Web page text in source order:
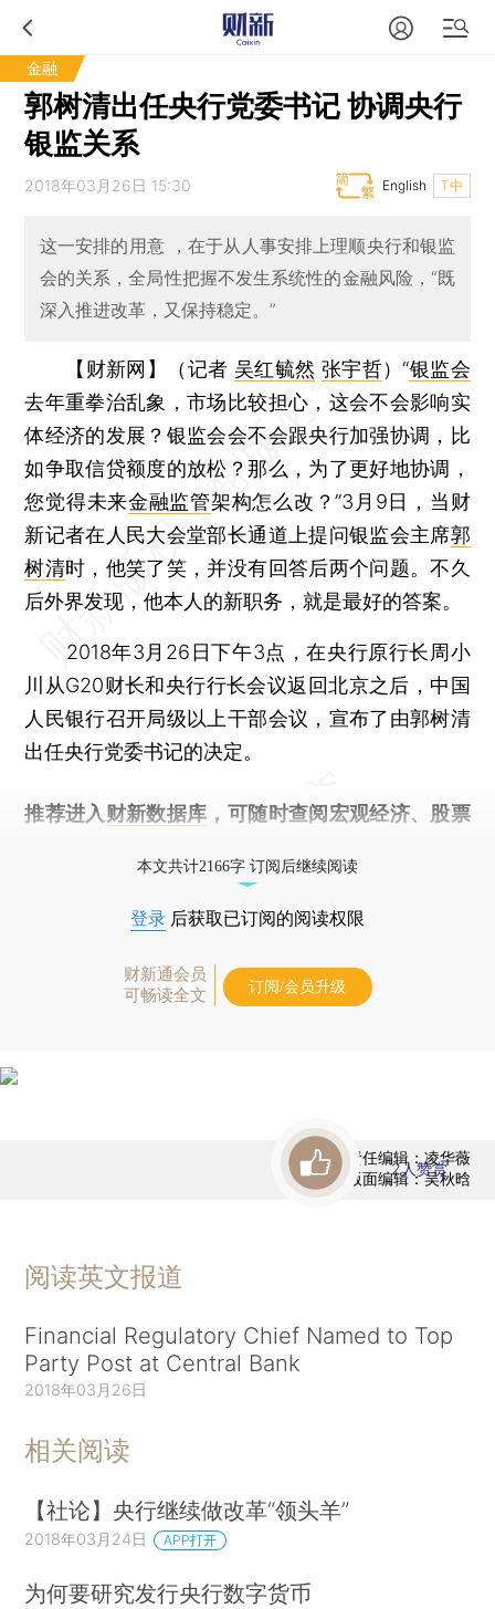
金融
郭树清出任央行党委书记 协调央行
银监关系
2018年03月26日 15:30 T中
English
这一安排的用意 ，在于从人事安排上理顺央行和银监
会的关系，全局性把握不发生系统性的金融风险，“既
深入推进改革，又保持稳定。”
【财新网】（记者 吴红毓然 张宇哲）“银监会
去年重拳治乱象，市场比较担心，这会不会影响实
体经济的发展？银监会会不会跟央行加强协调，比
如争取信贷额度的放松？那么，为了更好地协调，
您觉得未来金融监管架构怎么改？”3月9日，当财
新记者在人民大会堂部长通道上提问银监会主席郭
树清时，他笑了笑，并没有回答后两个问题。不久
后外界发现，他本人的新职务，就是最好的答案。
2018年3月26日下午3点，在央行原行长周小
川从G20财长和央行行长会议返回北京之后，中国
人民银行召开局级以上干部会议，宣布了由郭树清
出任央行党委书记的决定。
推荐进入 财新数据库 ，可随时查阅宏观经济、股票
本文共计2166字 订阅后继续阅读
登录 后获取已订阅的阅读权限
财新通会员
可畅读全文
订阅/会员升级
责任编辑：凌华薇
版面编辑：吴秋晗
2人赞赏
阅读英文报道
Financial Regulatory Chief Named to Top
Party Post at Central Bank
2018年03月26日
相关阅读
【社论】央行继续做改革“领头羊”
2018年03月24日 APP打开
为何要研究发行央行数字货币